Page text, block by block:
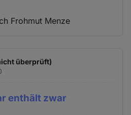
Frohmut Menze
überprüft)
enthält zwar